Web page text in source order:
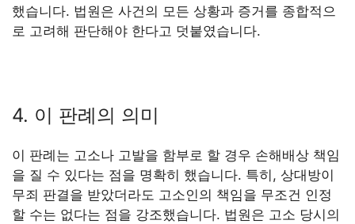
했습니다. 법원은 사건의 모든 상황과 증거를 종합적으
로 고려해 판단해야 한다고 덧붙였습니다.
4. 이 판례의 의미
이 판례는 고소나 고발을 함부로 할 경우 손해배상 책임
을 질 수 있다는 점을 명확히 했습니다. 특히, 상대방이
무죄 판결을 받았더라도 고소인의 책임을 무조건 인정
할 수는 없다는 점을 강조했습니다. 법원은 고소 당시의